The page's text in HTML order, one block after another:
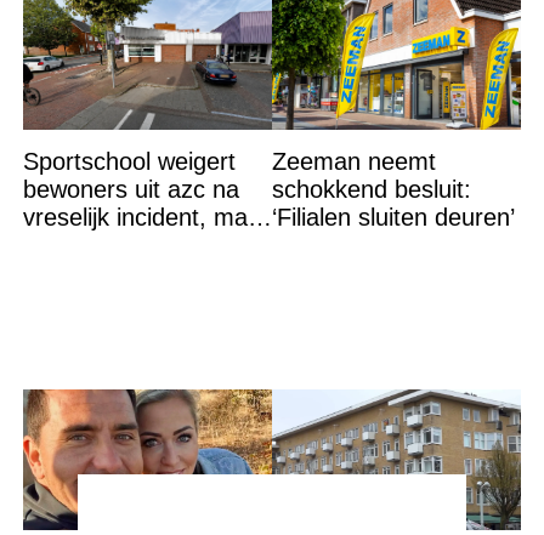
Sportschool weigert
bewoners uit azc na
vreselijk incident, maar
Zeeman neemt
schokkend besluit:
‘Filialen sluiten deuren’